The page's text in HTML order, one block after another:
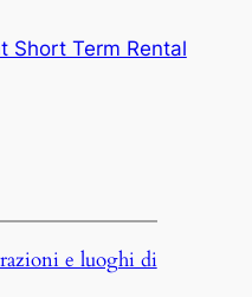
Short Term Rental
e luoghi di